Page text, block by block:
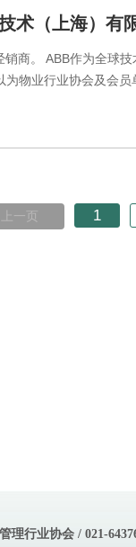
术（上海）有
销商。 ABB作为全球
为物业行业协会及会
上一页 1
理行业协会 / 021-